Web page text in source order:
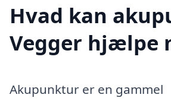
Hvad kan
Vegger hjælpe
Akupunktur er en gammel